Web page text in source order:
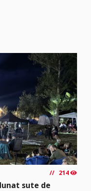
214
sute de